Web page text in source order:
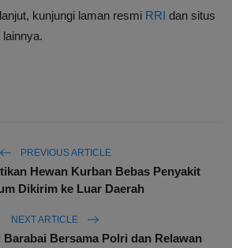
kunjungi laman resmi RRI dan situs
PREVIOUS ARTICLE
Hewan Kurban Bebas Penyakit
Dikirim ke Luar Daerah
NEXT ARTICLE
Bersama Polri dan Relawan